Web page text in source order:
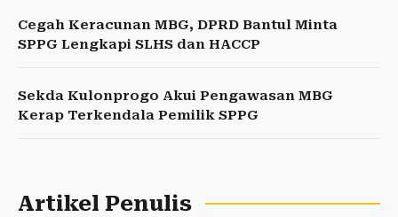
Cegah Keracunan MBG, DPRD Bantul Minta
SPPG Lengkapi SLHS dan HACCP
Sekda Kulonprogo Akui Pengawasan MBG
Kerap Terkendala Pemilik SPPG
Artikel Penulis